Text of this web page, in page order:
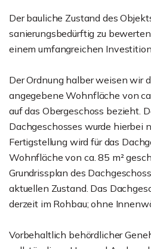
Der bauliche Zustand des
sanierungsbedürftig zu
einem umfangreichen
Der Ordnung halber weisen wir
angegebene Wohnfläche von
auf das Obergeschoss bezieht.
Dachgeschosses wurde hierbei
Fertigstellung wird für das
Wohnfläche von ca. 85 m²
Grundrissplan des
aktuellen Zustand. Das
derzeit im Rohbau; ohne
Vorbehaltlich behördlicher